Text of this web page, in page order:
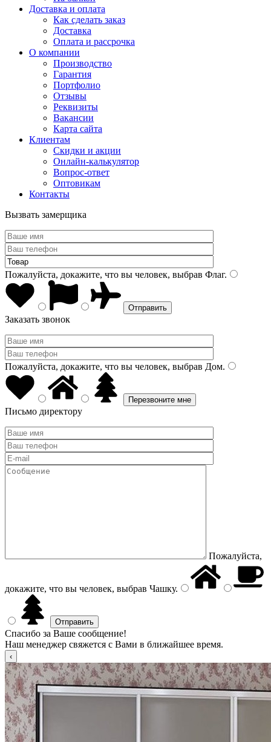
Доставка и оплата
Как сделать заказ
Доставка
Оплата и рассрочка
О компании
Производство
Гарантия
Портфолио
Отзывы
Реквизиты
Вакансии
Карта сайта
Клиентам
Скидки и акции
Онлайн-калькулятор
Вопрос-ответ
Оптовикам
Контакты
Вызвать замерщика
Пожалуйста, докажите, что вы человек, выбрав Флаг.
Заказать звонок
Пожалуйста, докажите, что вы человек, выбрав Дом.
Письмо директору
Пожалуйста,
докажите, что вы человек, выбрав Чашку.
Спасибо за Ваше сообщение!
Наш менеджер свяжется с Вами в ближайшее время.